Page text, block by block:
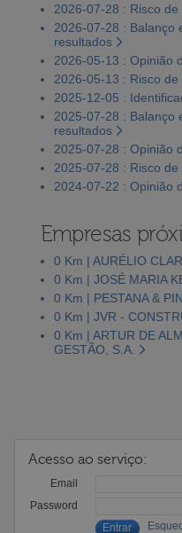
2026-07-28 : Risco de
2026-07-28 : Balanço
resultados
2026-05-13 : Opinião
2026-05-13 : Risco de
2025-12-05 :
2025-07-28 : Balanço
resultados
2025-07-28 : Opinião
2025-07-28 : Risco de
2024-07-22 : Opinião
Empresas
0 Km | AURÉLIO
0 Km | JOSÉ MARIA
0 Km | PESTANA &
0 Km | JVR -
0 Km | ARTUR DE
GESTÃO, S.A.
Acesso ao serviço:
Email
Password